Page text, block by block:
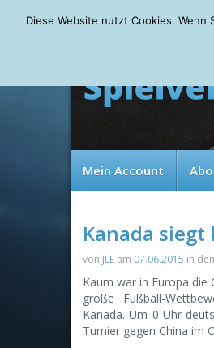
Friday, 07.08.2026
Mein Account
Kanada
von JLE am 07.06.2015 in
Kaum war in Europa die
große Fußball-
Kanada. Um 0 Uhr
Turnier gegen China im
Diese Website nutzt Cookies.